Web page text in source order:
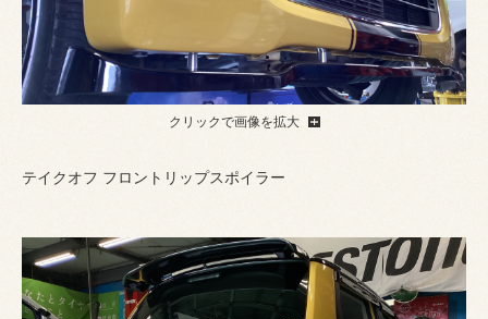
クリックで画像を拡大
テイクオフ フロントリップスポイラー